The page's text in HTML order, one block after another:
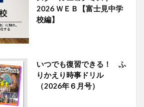
2026 ＷＥＢ【富士見中学
校編】
いつでも復習できる！ ふ
りかえり時事ドリル
（2026年６月号）